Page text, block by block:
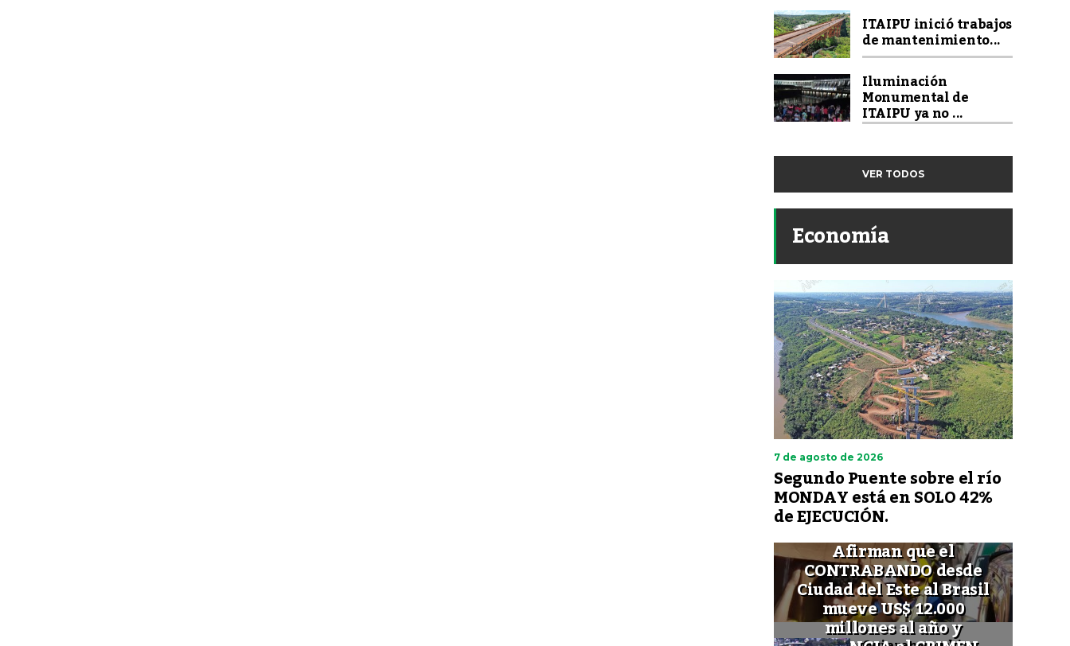
ITAIPU inició trabajos
de mantenimiento...
Iluminación
Monumental de
ITAIPU ya no ...
VER TODOS
Economía
7 de agosto de 2026
Segundo Puente sobre el río
MONDAY está en SOLO 42%
de EJECUCIÓN.
Afirman que el
CONTRABANDO desde
Ciudad del Este al Brasil
mueve US$ 12.000
millones al año y